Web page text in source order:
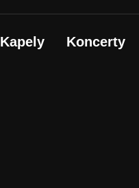
Kapely Koncerty